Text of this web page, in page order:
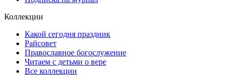
Коллекции
Какой сегодня праздник
Райсовет
Православное богослужение
Читаем с детьми о вере
Все коллекции